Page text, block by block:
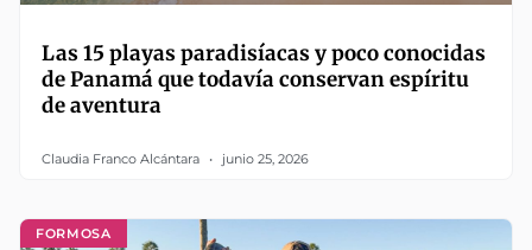
Las 15 playas paradisíacas y poco conocidas
de Panamá que todavía conservan espíritu
de aventura
Claudia Franco Alcántara junio 25, 2026
FORMOSA